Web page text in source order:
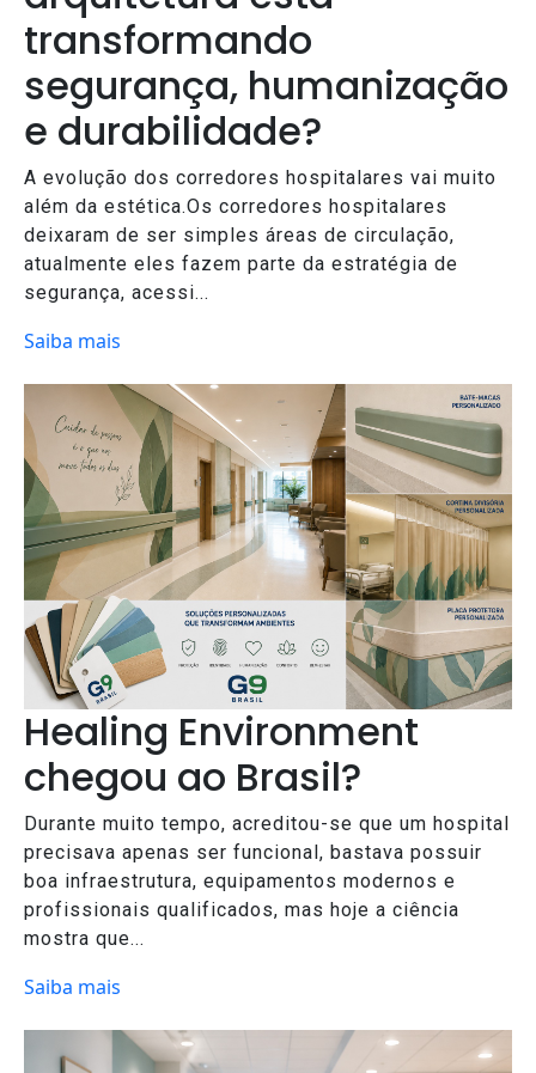
transformando
segurança, humanização
e durabilidade?
A evolução dos corredores hospitalares vai muito
além da estética.Os corredores hospitalares
deixaram de ser simples áreas de circulação,
atualmente eles fazem parte da estratégia de
segurança, acessi...
Saiba mais
Healing Environment
chegou ao Brasil?
Durante muito tempo, acreditou-se que um hospital
precisava apenas ser funcional, bastava possuir
boa infraestrutura, equipamentos modernos e
profissionais qualificados, mas hoje a ciência
mostra que...
Saiba mais